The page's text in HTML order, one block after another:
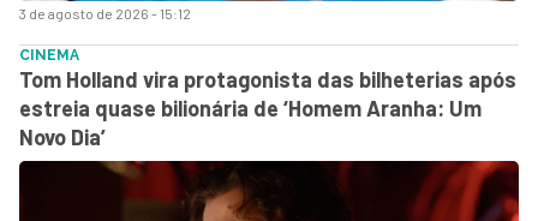
3 de agosto de 2026 - 15:12
CINEMA
Tom Holland vira protagonista das bilheterias após
estreia quase bilionária de ‘Homem Aranha: Um
Novo Dia’